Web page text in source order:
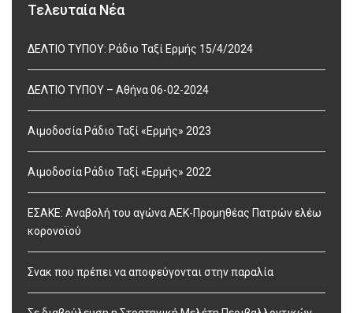
Τελευταία Νέα
ΔΕΛΤΙΟ ΤΥΠΟΥ: Ράδιο Ταξί Ερμής 15/4/2024
ΔΕΛΤΙΟ ΤΥΠΟΥ – Αθήνα 06-02-2024
Αιμοδοσία Ράδιο Ταξί «Ερμής» 2023
Αιμοδοσία Ράδιο Ταξί «Ερμής» 2022
ΕΣΑΚΕ: Αναβολή του αγώνα ΑΕΚ-Προμηθέας Πατρών ελέω
κορονοϊού
Σνακ που πρέπει να αποφεύγονται στην παραλία